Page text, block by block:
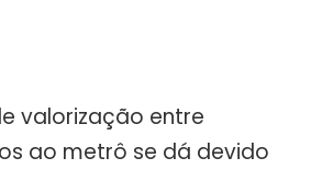
valorização entre
ao metrô se dá devido